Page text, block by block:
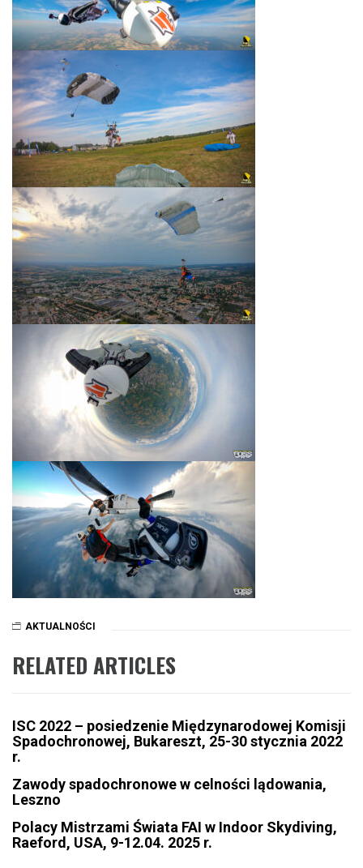
AKTUALNOŚCI
RELATED ARTICLES
ISC 2022 – posiedzenie Międzynarodowej Komisji
Spadochronowej, Bukareszt, 25-30 stycznia 2022
r.
Zawody spadochronowe w celności lądowania,
Leszno
Polacy Mistrzami Świata FAI w Indoor Skydiving,
Raeford, USA, 9-12.04. 2025 r.